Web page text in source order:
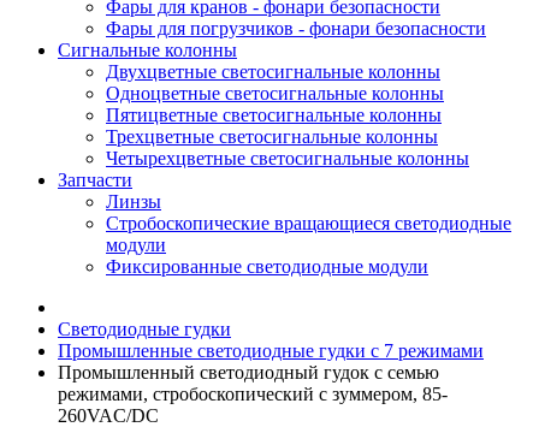
Фары для кранов - фонари безопасности
Фары для погрузчиков - фонари безопасности
Сигнальные колонны
Двухцветные светосигнальные колонны
Одноцветные светосигнальные колонны
Пятицветные светосигнальные колонны
Трехцветные светосигнальные колонны
Четырехцветные светосигнальные колонны
Запчасти
Линзы
Стробоскопические вращающиеся светодиодные
модули
Фиксированные светодиодные модули
Светодиодные гудки
Промышленные светодиодные гудки с 7 режимами
Промышленный светодиодный гудок с семью
режимами, стробоскопический с зуммером, 85-
260VAC/DC